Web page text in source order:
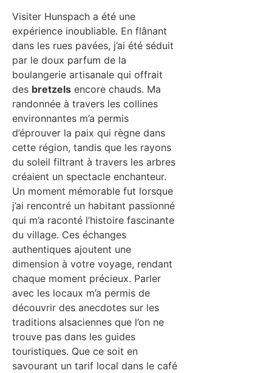
Visiter Hunspach a été une
expérience inoubliable. En flânant
dans les rues pavées, j’ai été séduit
par le doux parfum de la
boulangerie artisanale qui offrait
des bretzels encore chauds. Ma
randonnée à travers les collines
environnantes m’a permis
d’éprouver la paix qui règne dans
cette région, tandis que les rayons
du soleil filtrant à travers les arbres
créaient un spectacle enchanteur.
Un moment mémorable fut lorsque
j’ai rencontré un habitant passionné
qui m’a raconté l’histoire fascinante
du village. Ces échanges
authentiques ajoutent une
dimension à votre voyage, rendant
chaque moment précieux. Parler
avec les locaux m’a permis de
découvrir des anecdotes sur les
traditions alsaciennes que l’on ne
trouve pas dans les guides
touristiques. Que ce soit en
savourant un tarif local dans le café